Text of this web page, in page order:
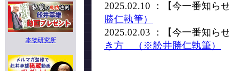
本物研究所
2025.02.10 ：【今一番知ら
勝仁執筆）
2025.02.03 ：【今一番知ら
き方 （※舩井勝仁執筆）